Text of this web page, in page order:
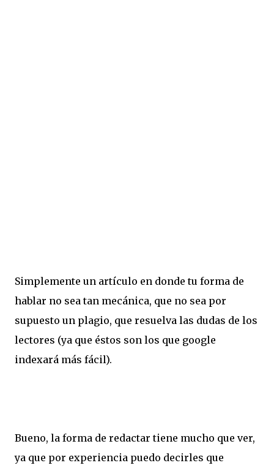
Simplemente un artículo en donde tu forma de
hablar no sea tan mecánica, que no sea por
supuesto un plagio, que resuelva las dudas de los
lectores (ya que éstos son los que google
indexará más fácil).
Bueno, la forma de redactar tiene mucho que ver,
ya que por experiencia puedo decirles que